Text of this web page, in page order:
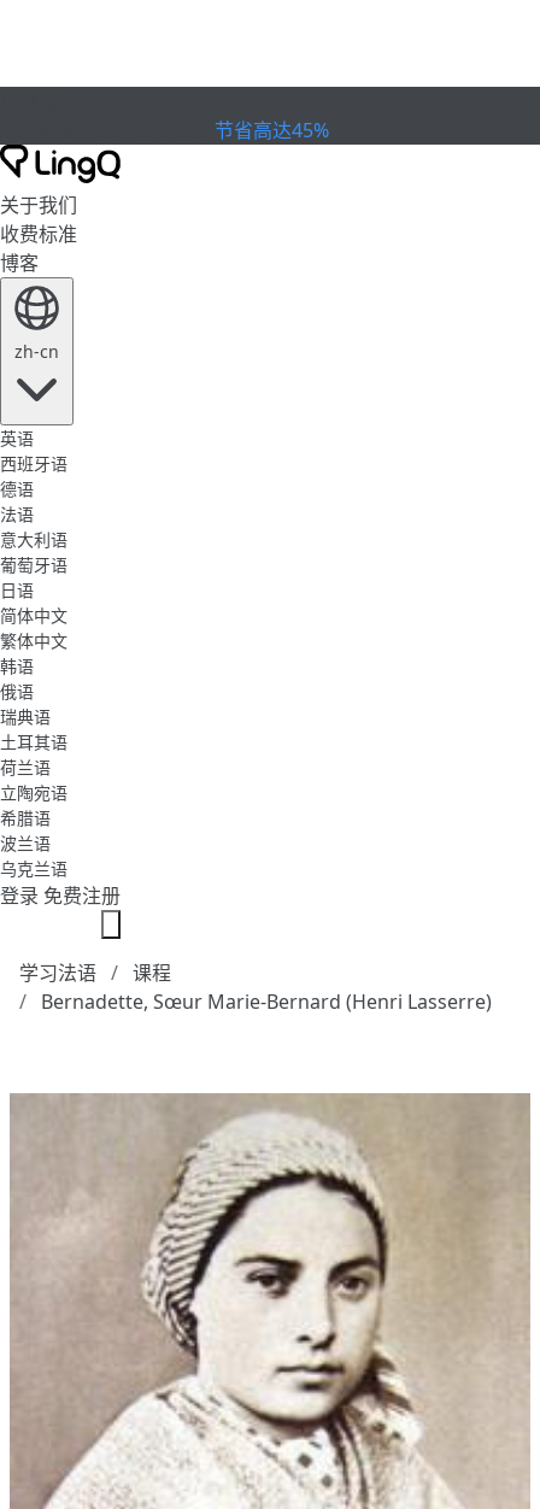
节省高达45%
关于我们
收费标准
博客
zh-cn
英语
西班牙语
德语
法语
意大利语
葡萄牙语
日语
简体中文
繁体中文
韩语
俄语
瑞典语
土耳其语
荷兰语
立陶宛语
希腊语
波兰语
乌克兰语
登录 免费注册
学习法语
课程
Bernadette, Sœur Marie-Bernard (Henri Lasserre)